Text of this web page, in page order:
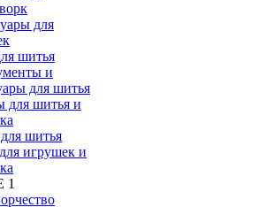
для
шитья
и
для шитья
для шитья и
шитья
игрушек и
1